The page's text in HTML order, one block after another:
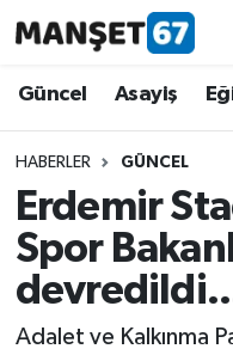
Güncel Asayiş
HABERLER GÜNCEL
Erdemir
Spor
Adalet ve Kalkınma
Güncel
Asayiş
Siyaset
Eğitim